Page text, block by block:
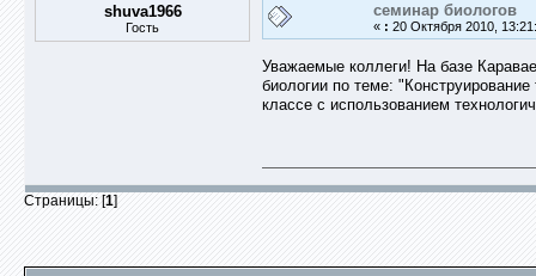
shuva1966
Гость
семинар биологов
« : 20 Октября 2010,
Уважаемые коллеги! На базе
биологии по теме:
классе с использованием
Страницы: [1]